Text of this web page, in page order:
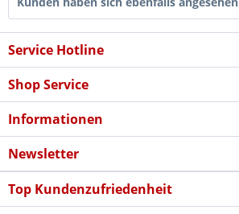
Service Hotline
Shop Service
Informationen
Newsletter
Top Kundenzufriedenheit